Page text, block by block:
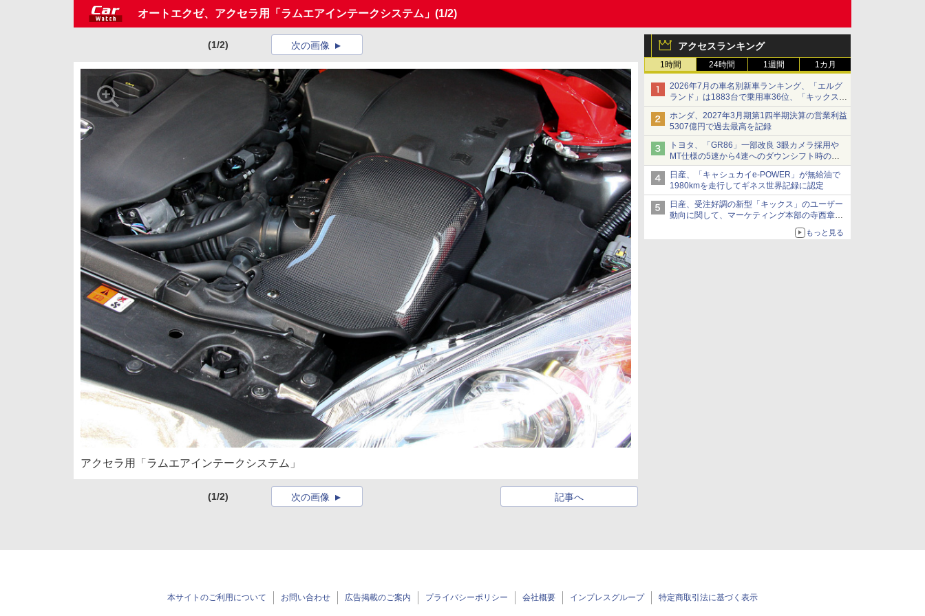
オートエクゼ、アクセラ用「ラムエアインテークシステム」 (1/2)
アクセスランキング
1時間 24時間 1週間 1カ月
2026年7月の車名別新車ランキング、「エルグ
ランド」は1883台で乗用車36位、「キックス」
は2591台で27位に
ホンダ、2027年3月期第1四半期決算の営業利益
5307億円で過去最高を記録
トヨタ、「GR86」一部改良 3眼カメラ採用や
MT仕様の5速から4速へのダウンシフト時の操
作性向上など
日産、「キャシュカイe-POWER」が無給油で
1980kmを走行してギネス世界記録に認定
日産、受注好調の新型「キックス」のユーザー
動向に関して、マーケティング本部の寺西章氏
もっと見る
(1/2) 次の画像
アクセラ用「ラムエアインテークシステム」
(1/2) 記事へ
次の画像
本サイトのご利用について お問い合わせ 広告掲載のご案内 プライバシーポリシー 会社概要 インプレスグループ 特定商取引法に基づく表示